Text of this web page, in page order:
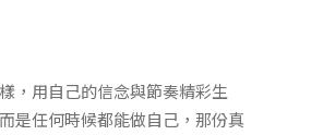
，用自己的信念與節奏精彩生
是任何時候都能做自己，那份真